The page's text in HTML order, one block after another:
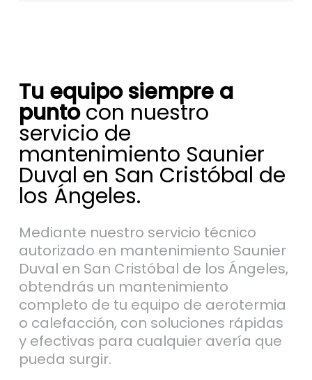
Tu equipo siempre a
puntocon nuestro
servicio de
mantenimiento Saunier
Duval en San Cristóbal de
los Ángeles.
Mediante nuestro servicio técnico
autorizado en mantenimiento Saunier
Duval en San Cristóbal de los Ángeles,
obtendrás un mantenimiento
completo de tu equipo de aerotermia
o calefacción, con soluciones rápidas
y efectivas para cualquier avería que
pueda surgir.